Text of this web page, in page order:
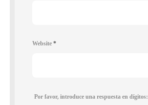
Website *
Por favor, introduce una respuesta en dígitos: